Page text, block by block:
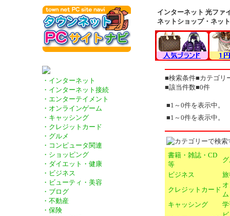
インターネット 光ファ
ネットショップ・ネッ
・インターネット
・インターネット接続
・エンターテイメント
・オンラインゲーム
・キャッシング
・クレジットカード
・グルメ
・コンピュータ関連
・ショッピング
・ダイエット・健康
・ビジネス
・ビューティ・美容
・ブログ
・不動産
・保険
■検索条件■カテ
■該当件数■0件
■1～0件を表示中。
■1～0件を表示中。
書籍・雑誌・CD
等
ビジネス
クレジットカード
ム
キャッシング